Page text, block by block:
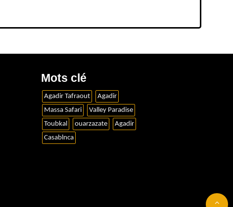
Mots clé
Agadir Tafraout
Agadir
Massa Safari
Valley Paradise
Toubkal
ouarzazate
Agadir
Casablnca